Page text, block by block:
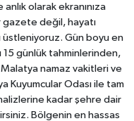
olarak ekranınıza
gazete değil, hayatı
üstleniyoruz. Gün boyu en
günlük tahminlerinden,
namaz vakitleri ve
Kuyumcular Odası ile tam
kadar şehre dair
Bölgenin en hassas